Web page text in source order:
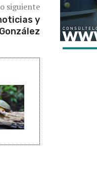
siguiente
y